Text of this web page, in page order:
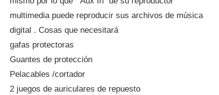
multimedia puede reproducir sus archivos de música
digital . Cosas que necesitará
gafas protectoras
Guantes de protección
Pelacables /cortador
2 juegos de auriculares de repuesto